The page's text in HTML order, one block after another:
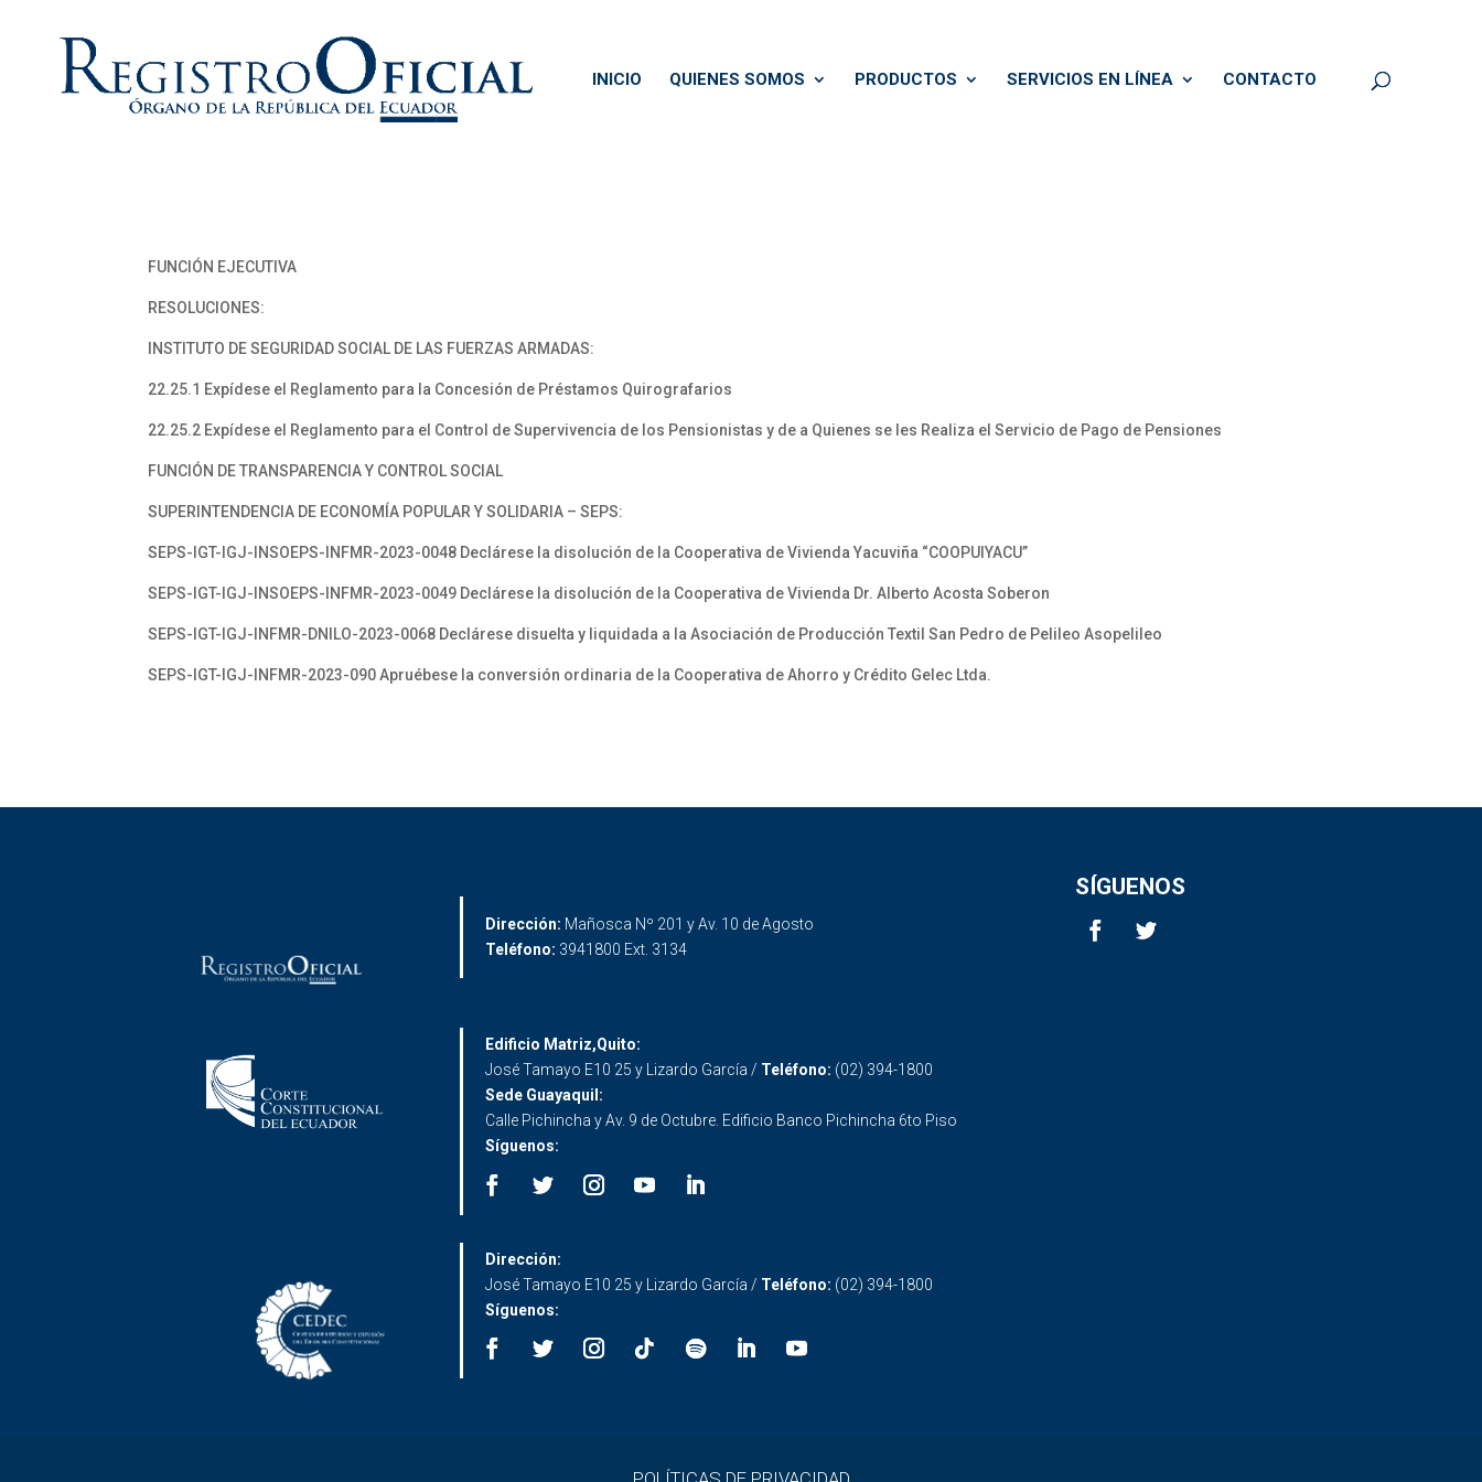
INICIO QUIENES SOMOS PRODUCTOS SERVICIOS EN LÍNEA CONTACTO
FUNCIÓN EJECUTIVA
RESOLUCIONES:
INSTITUTO DE SEGURIDAD SOCIAL DE LAS FUERZAS ARMADAS:
22.25.1 Expídese el Reglamento para la Concesión de Préstamos Quirografarios
22.25.2 Expídese el Reglamento para el Control de Supervivencia de los Pensionistas y de a Quienes se les Realiza el Servicio de Pago de Pensiones
FUNCIÓN DE TRANSPARENCIA Y CONTROL SOCIAL
SUPERINTENDENCIA DE ECONOMÍA POPULAR Y SOLIDARIA – SEPS:
SEPS-IGT-IGJ-INSOEPS-INFMR-2023-0048 Declárese la disolución de la Cooperativa de Vivienda Yacuviña “COOPUIYACU”
SEPS-IGT-IGJ-INSOEPS-INFMR-2023-0049 Declárese la disolución de la Cooperativa de Vivienda Dr. Alberto Acosta Soberon
SEPS-IGT-IGJ-INFMR-DNILO-2023-0068 Declárese disuelta y liquidada a la Asociación de Producción Textil San Pedro de Pelileo Asopelileo
SEPS-IGT-IGJ-INFMR-2023-090 Apruébese la conversión ordinaria de la Cooperativa de Ahorro y Crédito Gelec Ltda.
Dirección: Mañosca Nº 201 y Av. 10 de Agosto
Teléfono: 3941800 Ext. 3134
SÍGUENOS
Edificio Matriz,Quito:
José Tamayo E10 25 y Lizardo García / Teléfono: (02) 394-1800
Sede Guayaquil:
Calle Pichincha y Av. 9 de Octubre. Edificio Banco Pichincha 6to Piso
Síguenos:
Dirección:
José Tamayo E10 25 y Lizardo García / Teléfono: (02) 394-1800
Síguenos: